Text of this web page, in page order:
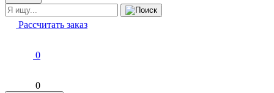
Рассчитать заказ
0
0